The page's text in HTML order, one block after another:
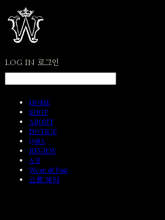
LOG IN 로그인
HOME
SHOP
ABOUT
NOTICE
Q&A
REVIEW
A/S
Wear & Pair
쇼룸 예약